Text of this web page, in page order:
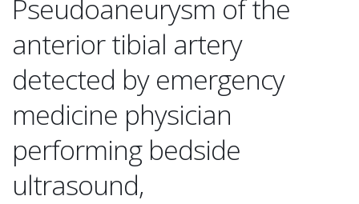
Pseudoaneurysm of the
anterior tibial artery
detected by emergency
medicine physician
performing bedside
ultrasound,